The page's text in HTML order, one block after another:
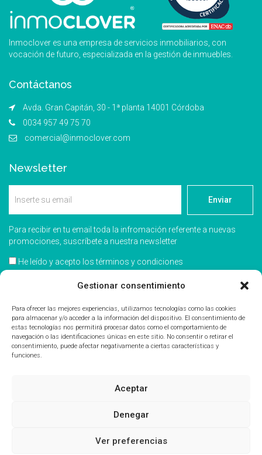
Gestionar consentimiento
Para ofrecer las mejores experiencias, utilizamos tecnologías como las cookies
para almacenar y/o acceder a la información del dispositivo. El consentimiento de
estas tecnologías nos permitirá procesar datos como el comportamiento de
navegación o las identificaciones únicas en este sitio. No consentir o retirar el
consentimiento, puede afectar negativamente a ciertas características y
funciones.
Aceptar
Denegar
Ver preferencias
Inmoclover es una empresa de servicios inmobiliarios, con
vocación de futuro, especializada en la gestión de inmuebles.
Contáctanos
Avda. Gran Capitán, 30 - 1ª planta 14001 Córdoba
0034 957 49 75 70
comercial@inmoclover.com
Newsletter
Enviar
Para recibir en tu email toda la infromación referente a nuevas
promociones, suscríbete a nuestra newsletter
He leído y acepto los términos y condiciones
Acepto recibir información comercial
// Canal Denuncias• Powered by